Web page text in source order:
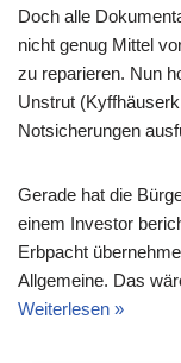
Doch alle
nicht genug Mittel
zu reparieren. Nun
Unstrut
Notsicherungen
Gerade hat die
einem Investor
Erbpacht
Allgemeine. Das
Weiterlesen »